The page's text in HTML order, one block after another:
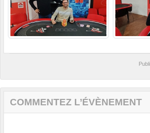
COMMENTEZ L’ÉVÈNEMENT